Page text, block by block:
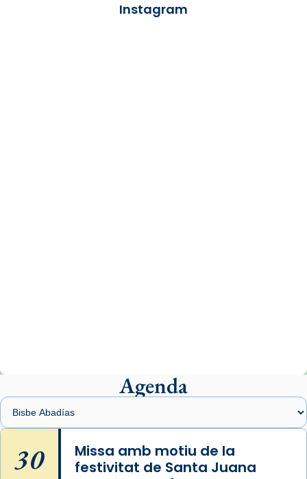
Arquebisbat de Barcelona
2 weeks ago
Memòria de les santes Juliana i
Semproniana, verges i màrtirs.
Acompanyant la història de sant Cugat, a
Instagram
Agenda
30
Missa amb motiu de la
festivitat de Santa Juana